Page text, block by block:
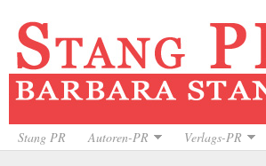
Stang PR Autoren-PR Verlags-PR